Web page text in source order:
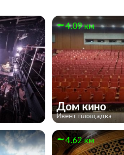
4.09 км
Дом кино
Ивент площадка
4.62 км